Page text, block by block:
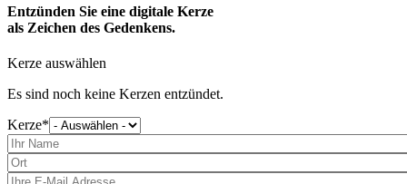
Entzünden Sie eine digitale Kerze
als Zeichen des Gedenkens.
Kerze auswählen
Es sind noch keine Kerzen entzündet.
Kerze
wählen
Sie